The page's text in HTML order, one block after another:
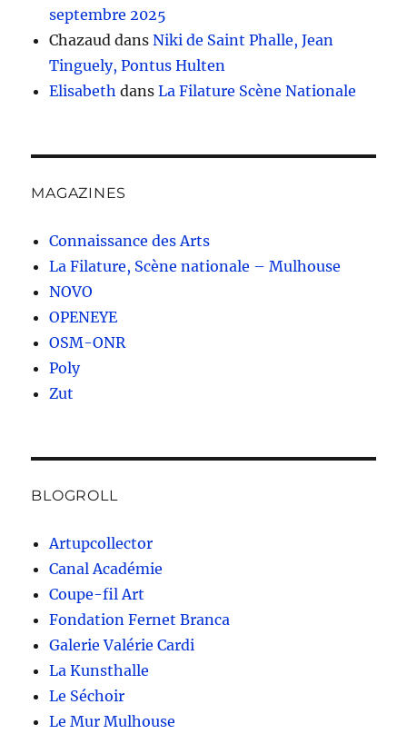
septembre 2025
Chazaud dansNiki de Saint Phalle, Jean
Tinguely, Pontus Hulten
Elisabeth dansLa Filature Scène Nationale
MAGAZINES
Connaissance des Arts
La Filature, Scène nationale – Mulhouse
NOVO
OPENEYE
OSM-ONR
Poly
Zut
BLOGROLL
Artupcollector
Canal Académie
Coupe-fil Art
Fondation Fernet Branca
Galerie Valérie Cardi
La Kunsthalle
Le Séchoir
Le Mur Mulhouse